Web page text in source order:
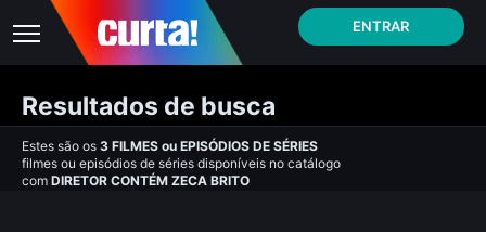
ENTRAR
Resultados de busca
Estes são os 3 FILMES ou EPISÓDIOS DE SÉRIES
filmes ou episódios de séries disponíveis no catálogo
com DIRETOR CONTÉM ZECA BRITO